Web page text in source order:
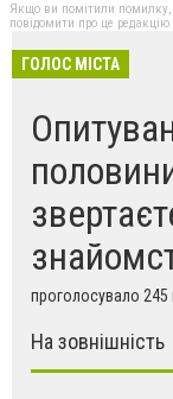
Якщо ви помітили помилку,
повідомити про це редакцію
ГОЛОС МІСТА
проголосувало 245
На зовнішність